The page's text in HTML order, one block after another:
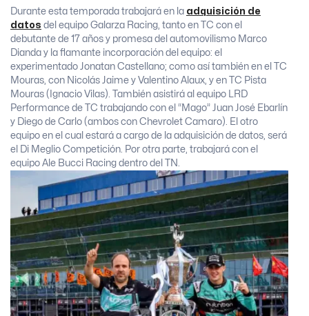
Durante esta temporada trabajará en la adquisición de
datos del equipo Galarza Racing, tanto en TC con el
debutante de 17 años y promesa del automovilismo Marco
Dianda y la flamante incorporación del equipo: el
experimentado Jonatan Castellano; como así también en el TC
Mouras, con Nicolás Jaime y Valentino Alaux, y en TC Pista
Mouras (Ignacio Vilas). También asistirá al equipo LRD
Performance de TC trabajando con el “Mago” Juan José Ebarlín
y Diego de Carlo (ambos con Chevrolet Camaro). El otro
equipo en el cual estará a cargo de la adquisición de datos, será
el Di Meglio Competición. Por otra parte, trabajará con el
equipo Ale Bucci Racing dentro del TN.